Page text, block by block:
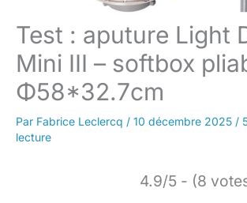
Test : aputure Light
Mini III – softbox
Φ58*32.7cm
Par Fabrice Leclercq / 10 décembre 2025 /
lecture
4.9/5 - (8